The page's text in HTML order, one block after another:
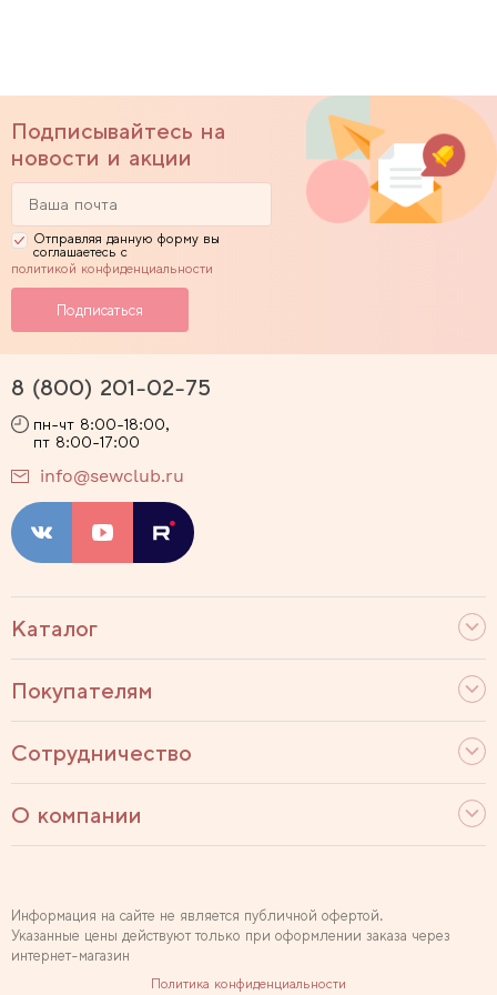
Подписывайтесь на
новости и акции
Отправляя данную форму вы
соглашаетесь с
политикой конфиденциальности
Каталог
Покупателям
Сотрудничество
О компании
8 (800) 201-02-75
пн-чт 8:00-18:00,
пт 8:00-17:00
info@sewclub.ru
Информация на сайте не является публичной офертой.
Указанные цены действуют только при оформлении заказа через
интернет-магазин
Политика конфиденциальности